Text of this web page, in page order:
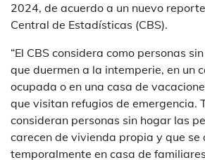
2024, de acuerdo a un nuevo
Central de Estadísticas (CBS).
“El CBS considera como personas
que duermen a la intemperie, en un
ocupada o en una casa de
que visitan refugios de emergencia.
consideran personas sin hogar las
carecen de vivienda propia y que se
temporalmente en casa de